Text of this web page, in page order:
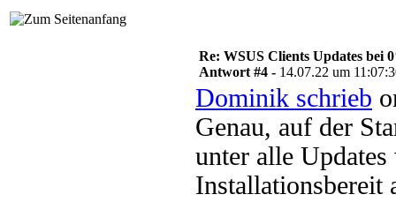
Re: WSUS Clients Updates bei
Antwort #4 - 14.07.22 um
Dominik schrieb
Genau, auf der
unter alle Updates
Installationsbereit